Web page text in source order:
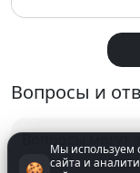
Вопросы и
Вопросы могут
Мы используем
сайта и